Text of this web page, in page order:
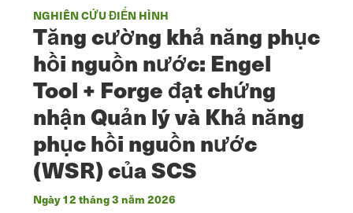
NGHIÊN CỨU ĐIỂN HÌNH
Tăng cường khả năng phục
hồi nguồn nước: Engel
Tool + Forge đạt chứng
nhận Quản lý và Khả năng
phục hồi nguồn nước
(WSR) của SCS
Ngày 12 tháng 3 năm 2026